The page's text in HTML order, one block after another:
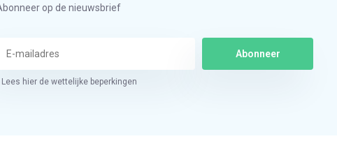
op de nieuwsbrief
Abonneer
Lees hier de wettelijke beperkingen